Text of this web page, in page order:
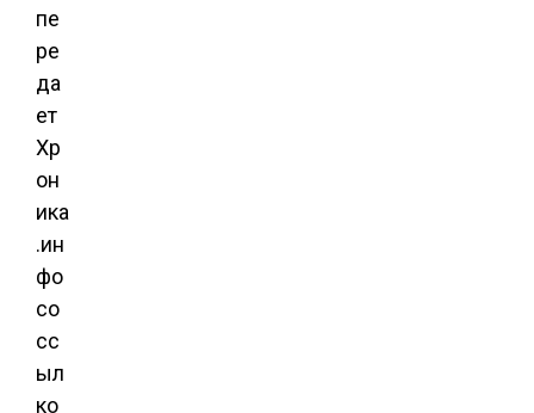
пе
ре
да
ет
Хр
он
ика
.ин
фо
со
сс
ыл
ко